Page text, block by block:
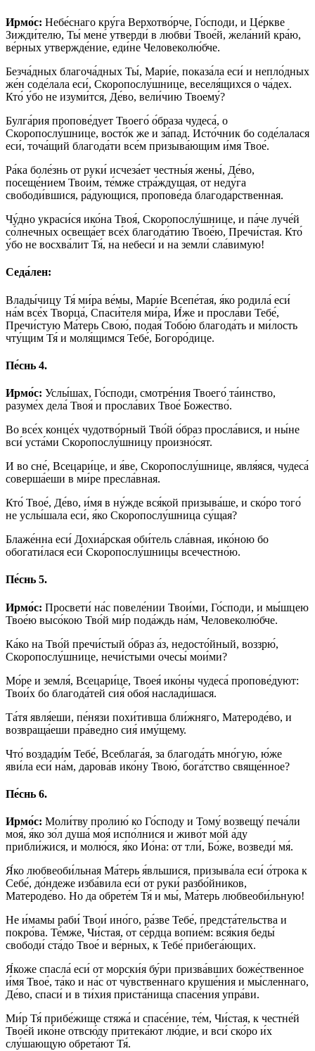
Ирмо́с: Небе́снаго кру́га Верхотво́рче, Го́споди, и Це́ркве
Зижди́телю, Ты́ мене́ утверди́ в любви́ Твое́й, жела́ний кра́ю,
ве́рных утвержде́ние, еди́не Человеколю́бче.
Безча́дных благоча́дных Ты́, Мари́е, показа́ла еси́ и непло́дных
же́н соде́лала еси́, Скоропослу́шнице, веселя́щихся о ча́дех.
Кто́ у́бо не изуми́тся, Де́во, вели́чию Твоему́?
Булга́рия пропове́дует Твоего́ о́браза чудеса́, о
Скоропослу́шнице, восто́к же и за́пад. Исто́чник бо соде́лалася
еси́, точа́щий благода́ти все́м призыва́ющим и́мя Твое́.
Ра́ка боле́знь от руки́ исчеза́ет честны́я жены́, Де́во,
посеще́нием Твои́м, те́мже стра́ждущая, от неду́га
свободи́вшися, ра́дующися, пропове́да благода́рственная.
Чу́дно украси́ся ико́на Твоя́, Скоропослу́шнице, и па́че луче́й
со́лнечных освеща́ет все́х благода́тию Твое́ю, Пречи́стая. Кто́
у́бо не восхва́лит Тя́, на небеси́ и на земли́ сла́вимую!
Седа́лен:
Влады́чицу Тя́ ми́ра ве́мы, Мари́е Всепе́тая, я́ко родила́ еси́
на́м все́х Творца́, Спаси́теля ми́ра, И́же и просла́ви Тебе́,
Пречи́стую Ма́терь Свою́, подая́ Тобо́ю благода́ть и ми́лость
чту́щим Тя́ и моля́щимся Тебе́, Богоро́дице.
Пе́снь 4.
Ирмо́с: Услы́шах, Го́споди, смотре́ния Твоего́ та́инство,
разуме́х дела́ Твоя́ и просла́вих Твое́ Божество́.
Во все́х конце́х чудотво́рный Тво́й о́браз просла́вися, и ны́не
вси́ уста́ми Скоропослу́шницу произно́сят.
И во сне́, Всецари́це, и я́ве, Скоропослу́шнице, явля́яся, чудеса́
соверша́еши в ми́ре пресла́вная.
Кто́ Твое́, Де́во, и́мя в ну́жде вся́кой призыва́ше, и ско́ро того́
не услы́шала еси́, я́ко Скоропослу́шница су́щая?
Блаже́нна еси́ Дохиа́рская оби́тель сла́вная, ико́ною бо
обогати́лася еси́ Скоропослу́шницы всечестно́ю.
Пе́снь 5.
Ирмо́с: Просвети́ на́с повеле́нии Твои́ми, Го́споди, и мы́шцею
Твое́ю высо́кою Тво́й ми́р пода́ждь на́м, Человеколю́бче.
Ка́ко на Тво́й пречи́стый о́браз а́з, недосто́йный, воззрю́,
Скоропослу́шнице, нечи́стыми очесы́ мои́ми?
Мо́ре и земля́, Всецари́це, Твоея́ ико́ны чудеса́ пропове́дуют:
Твои́х бо благода́тей сия́ обоя́ наслади́шася.
Та́тя явля́еши, пе́нязи похи́тивша бли́жняго, Матероде́во, и
возвраща́еши пра́ведно сия́ иму́щему.
Что́ воздади́м Тебе́, Всеблага́я, за благода́ть мно́гую, ю́же
яви́ла еси́ на́м, дарова́в ико́ну Твою́, бога́тство свяще́нное?
Пе́снь 6.
Ирмо́с: Моли́тву пролию́ ко Го́споду и Тому́ возвещу́ печа́ли
моя́, я́ко зо́л душа́ моя́ испо́лнися и живо́т мо́й а́ду
прибли́жися, и молю́ся, я́ко Ио́на: от тли́, Бо́же, возведи́ мя́.
Я́ко любвеоби́льная Ма́терь я́вльшися, призыва́ла еси́ о́трока к
Себе́, до́ндеже изба́вила еси́ от руки́ разбо́йников,
Матероде́во. Но да обрете́м Тя́ и мы́, Ма́терь любвеоби́льную!
Не и́мамы раби́ Твои́ ино́го, ра́зве Тебе́, предста́тельства и
покро́ва. Те́мже, Чи́стая, от се́рдца вопие́м: вся́кия беды́
свободи́ ста́до Твое́ и ве́рных, к Тебе́ прибега́ющих.
Я́коже спасла́ еси́ от морски́я бу́ри призва́вших боже́ственное
и́мя Твое́, та́ко и на́с от чу́вственнаго круше́ния и мы́сленнаго,
Де́во, спаси́ и в ти́хия приста́нища спасе́ния упра́ви.
Ми́р Тя́ прибе́жище стяжа́ и спасе́ние, те́м, Чи́стая, к честне́й
Твое́й ико́не отвсю́ду притека́ют лю́дие, и вси́ ско́ро и́х
слу́шающую обрета́ют Тя́.